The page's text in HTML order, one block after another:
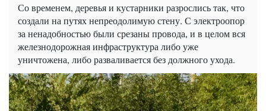
Со временем, деревья и кустарники разрослись так, что
создали на путях непреодолимую стену. С электроопор
за ненадобностью были срезаны провода, и в целом вся
железнодорожная инфраструктура либо уже
уничтожена, либо разваливается без должного ухода.